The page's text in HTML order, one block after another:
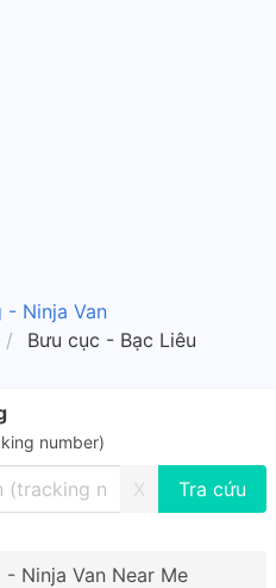
- Ninja Van
Bưu cục - Bạc Liêu
number)
X
Ninja Van Near Me